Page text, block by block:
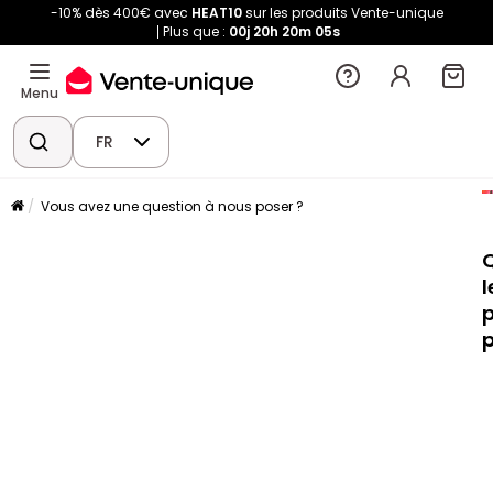
-10% dès 400€ avec HEAT10sur les produits Vente-unique
Plus que : 00j 20h 20m 04s
Menu
FR
Vous avez une question à nous poser ?